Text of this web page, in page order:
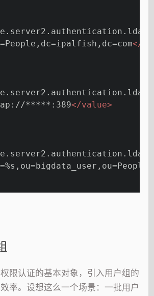
</
*****:389</value>
限认证的基本对象，引入用户组的
率。设想这么一个场景：一批用户